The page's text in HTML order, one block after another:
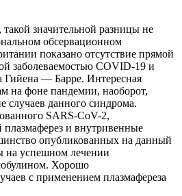
значительной разницы не
обсервационном
показано отсутствие прямой
заболеваемостью COVID-19 и
Гийена — Барре. Интересная
на фоне пандемии, наоборот,
случаев данного синдрома.
SARS-CoV-2,
и внутривенные
опубликованных на данный
на успешном лечении
Хорошо
с применением плазмафереза